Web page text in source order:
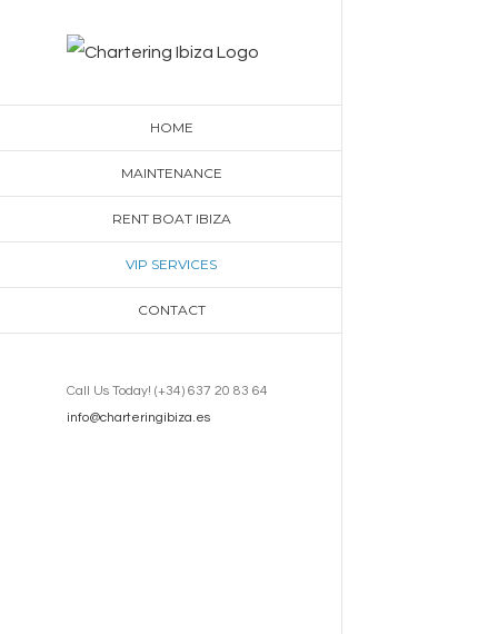
HOME
MAINTENANCE
RENT BOAT IBIZA
VIP SERVICES
CONTACT
Call Us Today! (+34) 637 20 83 64
info@charteringibiza.es